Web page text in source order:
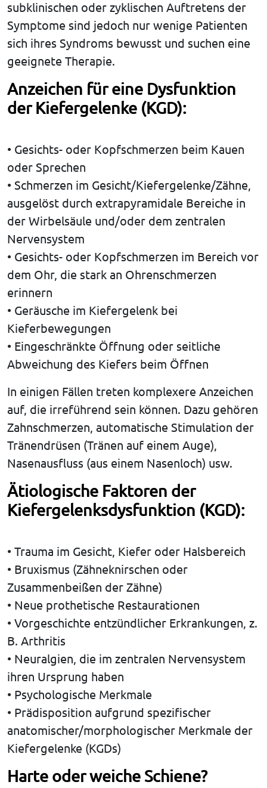
subklinischen oder zyklischen Auftretens der
Symptome sind jedoch nur wenige Patienten
sich ihres Syndroms bewusst und suchen eine
geeignete Therapie.
Anzeichen für eine Dysfunktion
der Kiefergelenke (KGD):
• Gesichts- oder Kopfschmerzen beim Kauen
oder Sprechen
• Schmerzen im Gesicht/Kiefergelenke/Zähne,
ausgelöst durch extrapyramidale Bereiche in
der Wirbelsäule und/oder dem zentralen
Nervensystem
• Gesichts- oder Kopfschmerzen im Bereich vor
dem Ohr, die stark an Ohrenschmerzen
erinnern
• Geräusche im Kiefergelenk bei
Kieferbewegungen
• Eingeschränkte Öffnung oder seitliche
Abweichung des Kiefers beim Öffnen
In einigen Fällen treten komplexere Anzeichen
auf, die irreführend sein können. Dazu gehören
Zahnschmerzen, automatische Stimulation der
Tränendrüsen (Tränen auf einem Auge),
Nasenausfluss (aus einem Nasenloch) usw.
Ätiologische Faktoren der
Kiefergelenksdysfunktion (KGD):
• Trauma im Gesicht, Kiefer oder Halsbereich
• Bruxismus (Zähneknirschen oder
Zusammenbeißen der Zähne)
• Neue prothetische Restaurationen
• Vorgeschichte entzündlicher Erkrankungen, z.
B. Arthritis
• Neuralgien, die im zentralen Nervensystem
ihren Ursprung haben
• Psychologische Merkmale
• Prädisposition aufgrund spezifischer
anatomischer/morphologischer Merkmale der
Kiefergelenke (KGDs)
Harte oder weiche Schiene?